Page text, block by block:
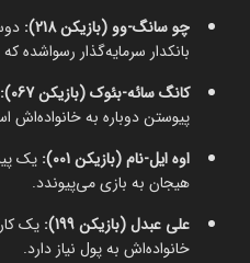
چو سانگ‌-وو (بازیکن 218):
بانکدار سرمایه‌گذار رسوا‌شده
کانگ سائه‌-بئوک (بازیکن 067):
پیوستن دوباره به خانواده‌اش
اوه ایل‌-نام (بازیکن 001):
یک
هیجان به بازی می‌پیوندد.
علی عبدل (بازیکن 199):
یک
خانواده‌اش به پول نیاز دارد.